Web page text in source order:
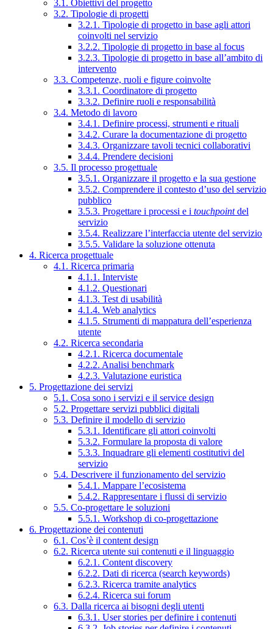
3.1. Obiettivi del progetto
3.2. Tipologie di progetti
3.2.1. Tipologie di progetto in base agli attori
coinvolti nel servizio
3.2.2. Tipologie di progetto in base al focus
3.2.3. Tipologie di progetto in base all’ambito di
intervento
3.3. Competenze, ruoli e figure coinvolte
3.3.1. Coordinatore di progetto
3.3.2. Definire ruoli e responsabilità
3.4. Metodo di lavoro
3.4.1. Definire processi, strumenti e rituali
3.4.2. Curare la documentazione di progetto
3.4.3. Organizzare tavoli tecnici collaborativi
3.4.4. Prendere decisioni
3.5. Il processo progettuale
3.5.1. Organizzare il progetto e la sua gestione
3.5.2. Comprendere il contesto d’uso del servizio
pubblico
3.5.3. Progettare i processi e i touchpointdel
servizio
3.5.4. Realizzare l’interfaccia utente del servizio
3.5.5. Validare la soluzione ottenuta
4. Ricerca progettuale
4.1. Ricerca primaria
4.1.1. Interviste
4.1.2. Questionari
4.1.3. Test di usabilità
4.1.4. Web analytics
4.1.5. Strumenti di mappatura dell’esperienza
utente
4.2. Ricerca secondaria
4.2.1. Ricerca documentale
4.2.2. Analisi benchmark
4.2.3. Valutazione euristica
5. Progettazione dei servizi
5.1. Cosa sono i servizi e il service design
5.2. Progettare servizi pubblici digitali
5.3. Definire il modello di servizio
5.3.1. Identificare gli attori coinvolti
5.3.2. Formulare la proposta di valore
5.3.3. Inquadrare gli elementi costitutivi del
servizio
5.4. Descrivere il funzionamento del servizio
5.4.1. Mappare l’ecosistema
5.4.2. Rappresentare i flussi di servizio
5.5. Co-progettare le soluzioni
5.5.1. Workshop di co-progettazione
6. Progettazione dei contenuti
6.1. Cos’è il content design
6.2. Ricerca utente sui contenuti e il linguaggio
6.2.1. Content discovery
6.2.2. Dati di ricerca (search keywords)
6.2.3. Ricerca tramite analytics
6.2.4. Ricerca sui forum
6.3. Dalla ricerca ai bisogni degli utenti
6.3.1. User stories per definire i contenuti